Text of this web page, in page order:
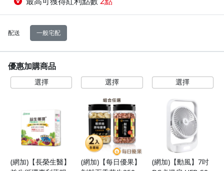
配送 一般宅配
優惠加購商品
(網加)【長榮生醫】
(網加)【每日優果】
(網加)【勳風】7吋